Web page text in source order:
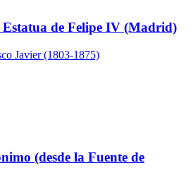
Estatua de Felipe IV (Madrid)
Javier (1803-1875)
(desde la Fuente de